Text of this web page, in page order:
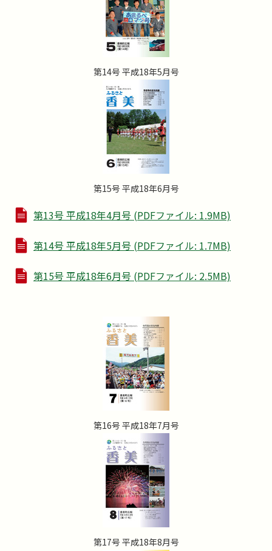
第14号 平成18年5月号
第15号 平成18年6月号
第13号 平成18年4月号 (PDFファイル: 1.9MB)
第14号 平成18年5月号 (PDFファイル: 1.7MB)
第15号 平成18年6月号 (PDFファイル: 2.5MB)
第16号 平成18年7月号
第17号 平成18年8月号